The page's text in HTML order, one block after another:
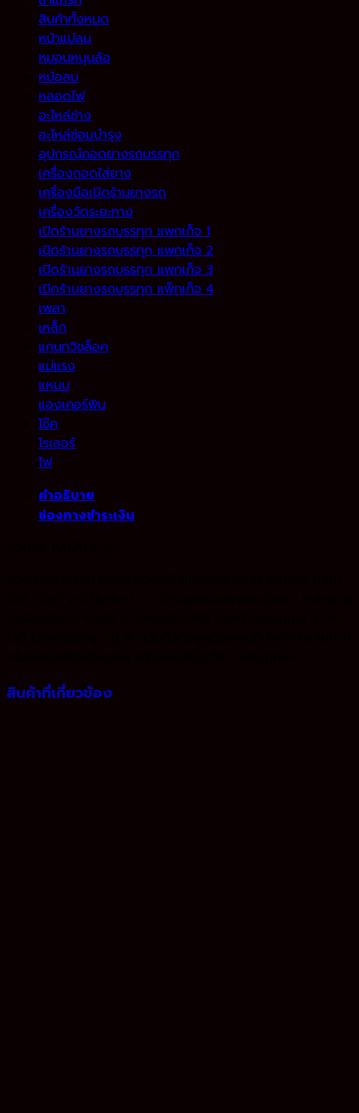
สินค้าทั้งหมด
หน้าแปลน
หมอนหนุนล้อ
หม้อลม
หลอดไฟ
อะไหล่ช่าง
อะไหล่ซ่อมบำรุง
อุปกรณ์ถอดยางรถบรรทุก
เครื่องถอดใส่ยาง
เครื่องมือเปิดร้านยางรถ
เครื่องวัดระยะทาง
เปิดร้านยางรถบรรทุก แพกเก็จ 1
เปิดร้านยางรถบรรทุก แพกเก็จ 2
เปิดร้านยางรถบรรทุก แพกเก็จ 3
เปิดร้านยางรถบรรทุก แพ็กเก็จ 4
เพลา
เหล็ก
แกนทวิชล็อค
แม่แรง
แหนบ
แองเคอร์พิน
โช๊ค
โรเลอร์
ไฟ
คำอธิบาย
ช่องทางชำระเงิน
สินค้าที่เกี่ยวข้อง